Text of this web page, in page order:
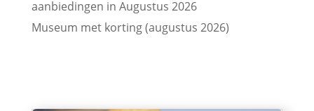
aanbiedingen in Augustus 2026
Museum met korting (augustus 2026)